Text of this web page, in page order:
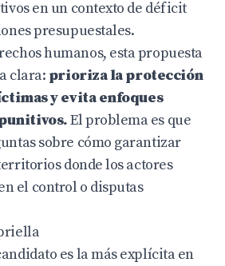
en un contexto de déficit
presupuestales.
humanos, esta propuesta
clara: prioriza la protección
y evita enfoques
El problema es que
sobre cómo garantizar
donde los actores
el control o disputas
es la más explícita en